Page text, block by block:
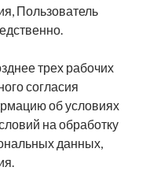
Пользователь
трех рабочих
согласия
об условиях
на обработку
данных,